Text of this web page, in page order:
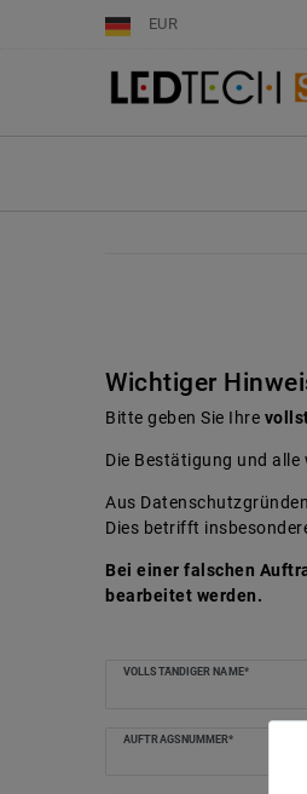
EUR
Wichtiger
Bitte geben Sie Ihre
Die Bestätigung und
Aus
Dies betrifft
Bei einer falschen
bearbeitet werden.
VOLLSTÄNDIGER NAME*
AUFTRAGSNUMMER*